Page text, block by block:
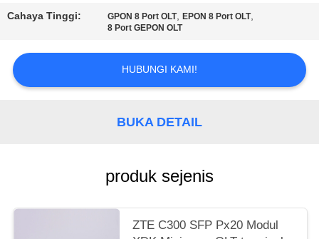
Cahaya Tinggi: GPON 8 Port OLT,EPON 8 Port OLT,
8 Port GEPON OLT
HUBUNGI KAMI!
BUKA DETAIL
produk sejenis
ZTE C300 SFP Px20 Modul